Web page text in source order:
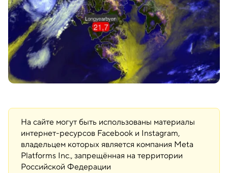
На сайте могут быть использованы материалы
интернет-ресурсов Facebook и Instagram,
владельцем которых является компания Meta
Platforms Inc., запрещённая на территории
Российской Федерации